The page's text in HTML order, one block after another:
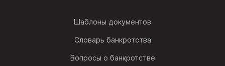
Шаблоны документов
Словарь банкротства
Вопросы о банкротстве